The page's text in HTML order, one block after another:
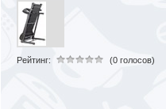
Рейтинг: (0 голосов)